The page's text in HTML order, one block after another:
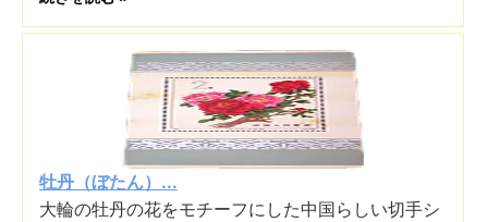
牡丹（ぼたん）...
大輪の牡丹の花をモチーフにした中国らしい切手シ